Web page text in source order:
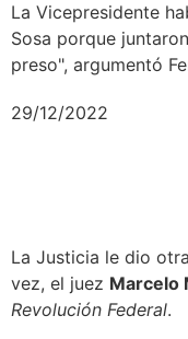
La Vicepresidente
Sosa porque
preso", argumentó
29/12/2022
La Justicia le dio
vez, el juez Marcelo
Revolución Federal.